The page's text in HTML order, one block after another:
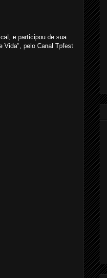
e participou de sua
Vida", pelo Canal Tpfest